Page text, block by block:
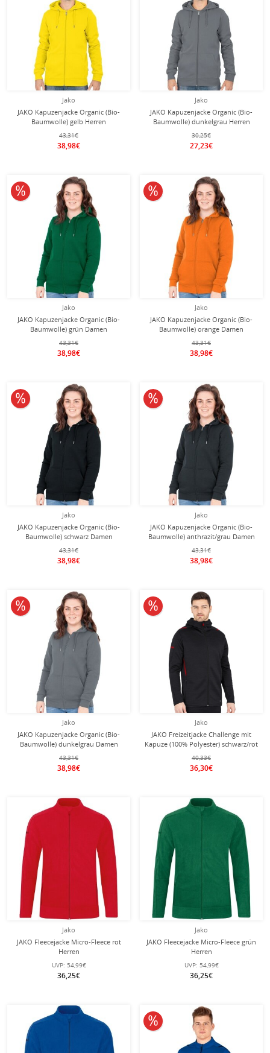
Jako
JAKO Kapuzenjacke Organic (Bio-
Baumwolle) gelb Herren
43,31€
38,98€
Jako
JAKO Kapuzenjacke Organic (Bio-
Baumwolle) dunkelgrau Herren
30,25€
27,23€
Jako
JAKO Kapuzenjacke Organic (Bio-
Baumwolle) grün Damen
43,31€
38,98€
10% reduziert
Jako
JAKO Kapuzenjacke Organic (Bio-
Baumwolle) orange Damen
43,31€
38,98€
10% reduziert
Jako
JAKO Kapuzenjacke Organic (Bio-
Baumwolle) schwarz Damen
43,31€
38,98€
10% reduziert
Jako
JAKO Kapuzenjacke Organic (Bio-
Baumwolle) anthrazit/grau Damen
43,31€
38,98€
10% reduziert
Jako
JAKO Kapuzenjacke Organic (Bio-
Baumwolle) dunkelgrau Damen
43,31€
38,98€
10% reduziert
Jako
JAKO Freizeitjacke Challenge mit
Kapuze (100% Polyester) schwarz/rot
Herren
40,33€
36,30€
10% reduziert
Jako
JAKO Fleecejacke Micro-Fleece rot
Herren
UVP: 54,99€
36,25€
Jako
JAKO Fleecejacke Micro-Fleece grün
Herren
UVP: 54,99€
36,25€
10% reduziert